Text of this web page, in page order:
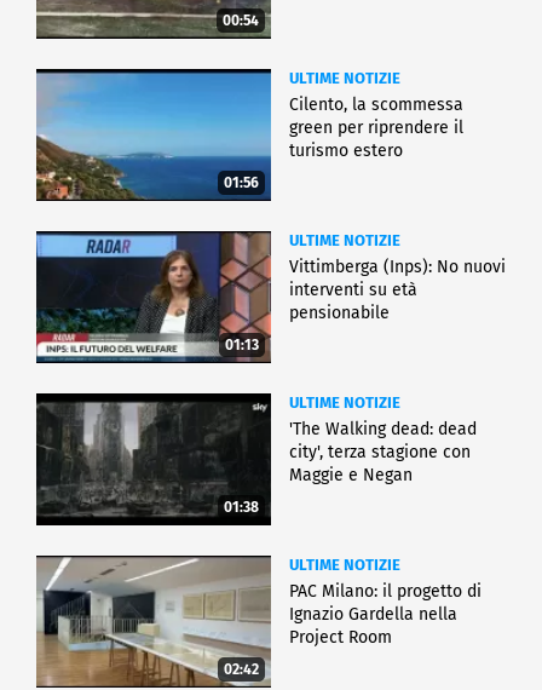
00:54
01:56
ULTIME NOTIZIE
Cilento, la scommessa
green per riprendere il
turismo estero
01:13
ULTIME NOTIZIE
Vittimberga (Inps): No nuovi
interventi su età
pensionabile
01:38
ULTIME NOTIZIE
'The Walking dead: dead
city', terza stagione con
Maggie e Negan
02:42
ULTIME NOTIZIE
PAC Milano: il progetto di
Ignazio Gardella nella
Project Room